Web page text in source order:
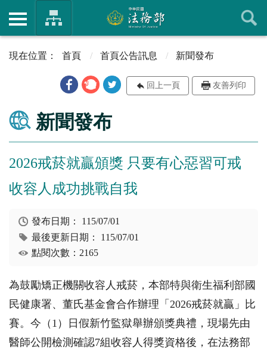
首頁 首頁公告訊息 新聞發布
回上一頁 友善列印
新聞發布
2026戒菸就贏頒獎 只要有心惡習可戒
收容人成功挑戰自我
發布日期： 115/07/01
最後更新日期： 115/07/01
點閱次數：2165
為鼓勵矯正機關收容人戒菸，本部特與衛生福利部國
民健康署、董氏基金會合作辦理「 2026戒菸就贏」比
賽。今（ 1 ）日假新竹監獄舉辦頒獎典禮，現場先由
醫師公開檢測確認7組收容人得獎資格後，在法務部